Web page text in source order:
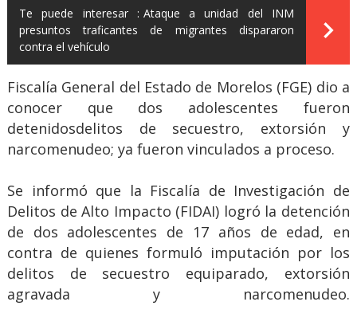
Te puede interesar : Ataque a unidad del INM
presuntos traficantes de migrantes dispararon
contra el vehículo
Fiscalía General del Estado de Morelos (FGE) dio a
conocer que dos adolescentes fueron
detenidosdelitos de secuestro, extorsión y
narcomenudeo; ya fueron vinculados a proceso.
Se informó que la Fiscalía de Investigación de
Delitos de Alto Impacto (FIDAI) logró la detención
de dos adolescentes de 17 años de edad, en
contra de quienes formuló imputación por los
delitos de secuestro equiparado, extorsión
agravada y narcomenudeo.